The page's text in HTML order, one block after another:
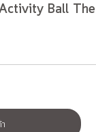
Activity Ball